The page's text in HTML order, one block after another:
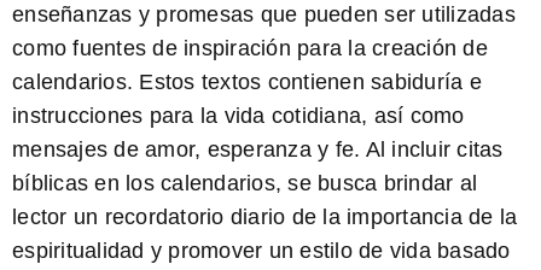
enseñanzas y promesas que pueden ser utilizadas
como fuentes de inspiración para la creación de
calendarios. Estos textos contienen sabiduría e
instrucciones para la vida cotidiana, así como
mensajes de amor, esperanza y fe. Al incluir citas
bíblicas en los calendarios, se busca brindar al
lector un recordatorio diario de la importancia de la
espiritualidad y promover un estilo de vida basado